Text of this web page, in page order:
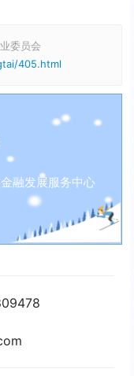
委员会
405.html
融发展服务中心